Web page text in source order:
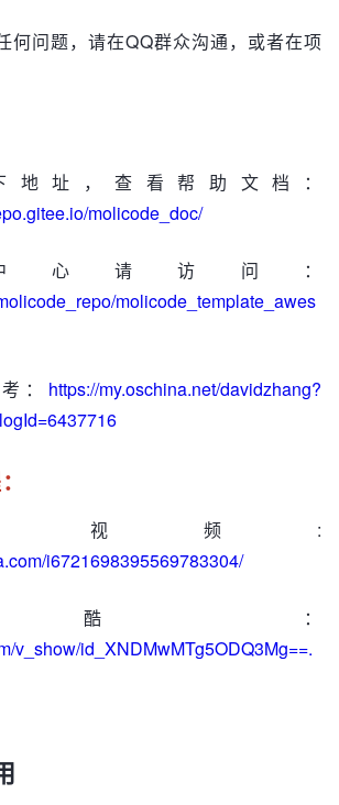
何问题，请在QQ群众沟通，或者在项
地址，查看帮助文档：
molicode_doc/
心请访问：
molicode_template_awes
： https://my.oschina.net/davidzhang?
视频:
i6721698395569783304/
酷：
v_show/id_XNDMwMTg5ODQ3Mg==.